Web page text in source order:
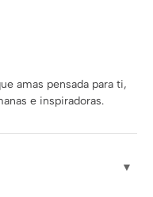
amas pensada para ti,
e inspiradoras.
▼